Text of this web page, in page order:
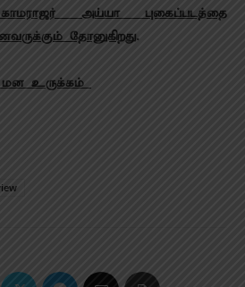
அய்யா புகைப்படத்தை
தோனுகிறது.
உருக்கம்